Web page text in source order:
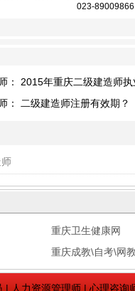
023-89009866
： 2015年重庆二级建造师
：
二级建造师注册有效期？
重庆卫生健康网
重庆成教\自考\网教
| 人力资源管理师|心理咨询